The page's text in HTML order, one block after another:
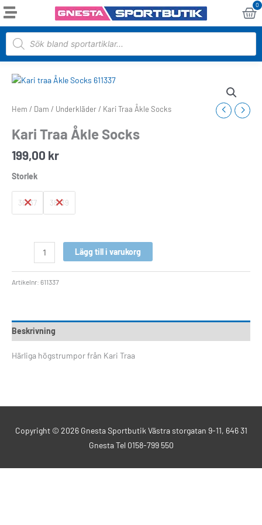
Hoppa
till
innehåll
0
Products
search
Hem / Dam / Underkläder/ Kari Traa Åkle Socks
Kari Traa Åkle Socks
199,00 kr
Storlek
36-37 38-39
Kari
Åkle
mängd
Lägg till i varukorg
Artikelnr: 611337
Beskrivning
Härliga högstrumpor från Kari Traa
Copyright © 2026 Gnesta Sportbutik Västra storgatan 9-11, 646 31
Gnesta Tel 0158-799 550